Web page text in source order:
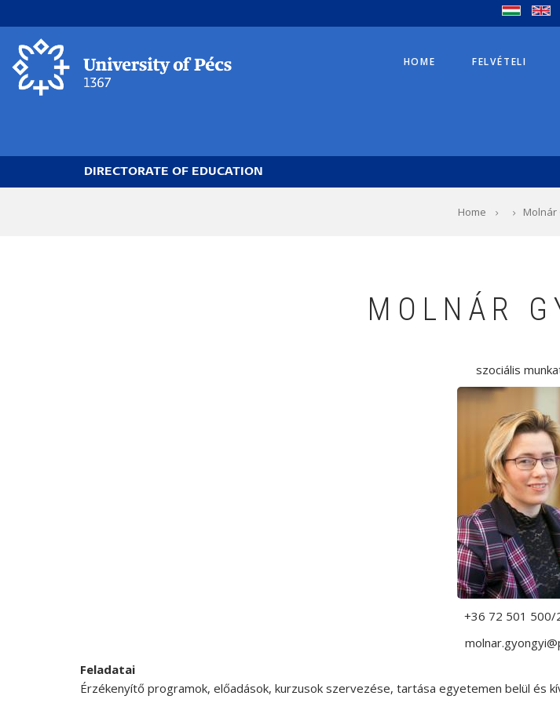
to
main
content
HOME FELVÉTELI
DIRECTORATE OF EDUCATION
Home Molnár
MOLNÁR
szociális
+36 72 501 500/
Feladatai
Érzékenyítő programok, előadások, kurzusok szervezése, tartása egyetemen belül és